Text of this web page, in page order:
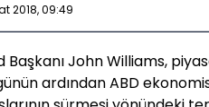
2018, 09:49
Başkanı John Williams,
ardından ABD